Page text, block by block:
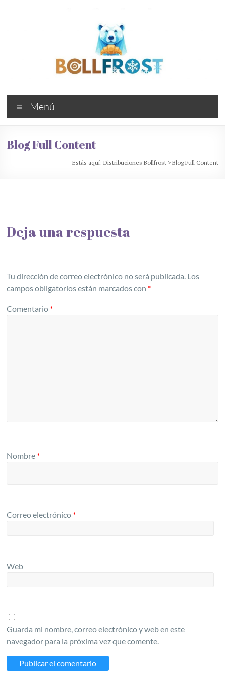
Distribuciones
Bollfrost
Bollería
industrial
Menú
Blog Full Content
Estás aquí: Distribuciones Bollfrost> Blog Full Content
Deja una respuesta
Tu dirección de correo electrónico no será publicada. Los
campos obligatorios están marcados con *
Comentario *
Nombre *
Correo electrónico *
Web
Guarda mi nombre, correo electrónico y web en este
navegador para la próxima vez que comente.